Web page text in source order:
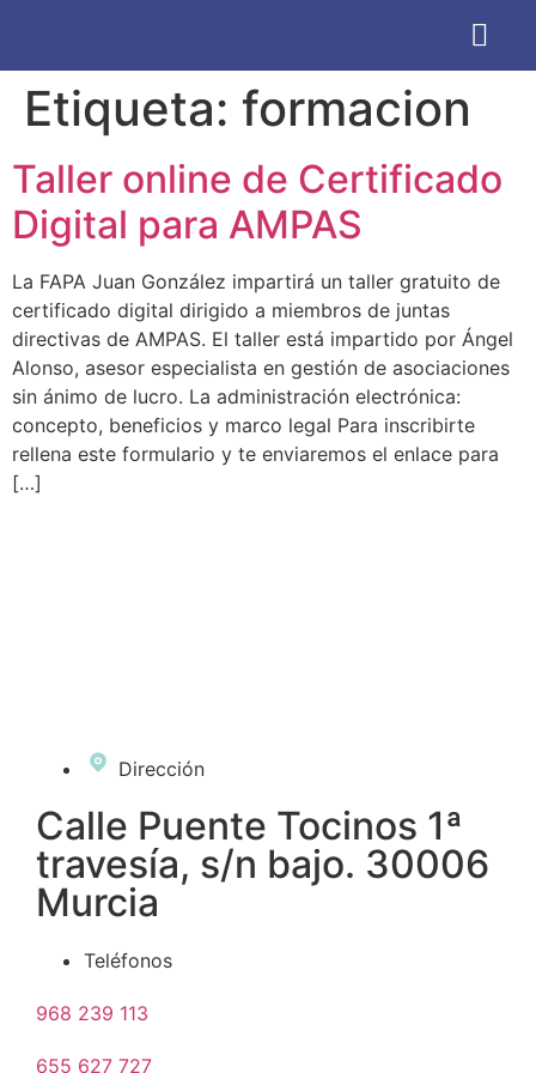
Etiqueta: formacion
Taller online de Certificado
Digital para AMPAS
La FAPA Juan González impartirá un taller gratuito de
certificado digital dirigido a miembros de juntas
directivas de AMPAS. El taller está impartido por Ángel
Alonso, asesor especialista en gestión de asociaciones
sin ánimo de lucro. La administración electrónica:
concepto, beneficios y marco legal Para inscribirte
rellena este formulario y te enviaremos el enlace para
[…]
Dirección
Calle Puente Tocinos 1ª
travesía, s/n bajo. 30006
Murcia
Teléfonos
968 239 113
655 627 727